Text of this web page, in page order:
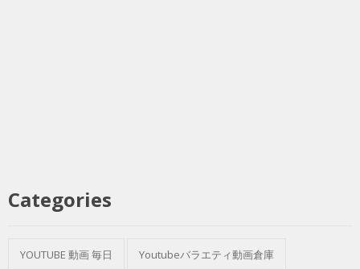
Categories
YOUTUBE 動画 毎日 Youtubeバラエティ動画倉庫